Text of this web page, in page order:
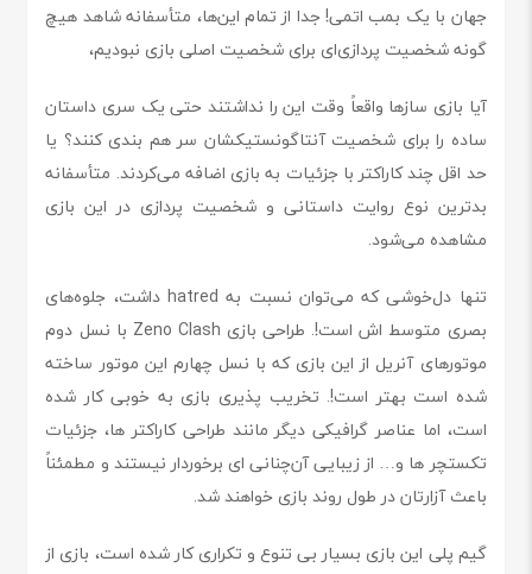
جهان با یک بمب اتمی! جدا از تمام این‌ها، متأسفانه شاهد هیچ
گونه شخصیت پردازی‌ای برای شخصیت اصلی بازی نبودیم،
آیا بازی سازها واقعاً وقت این را نداشتند حتی یک سری داستان
ساده را برای شخصیت آنتاگونستیکشان سر هم بندی کنند؟ یا
حد اقل چند کاراکتر با جزئیات به بازی اضافه می‌کردند. متأسفانه
بدترین نوع روایت داستانی و شخصیت پردازی در این بازی
مشاهده می‌شود.
تنها دل‌خوشی که می‌توان نسبت به hatred داشت، جلوه‌های
بصری متوسط اش است!. طراحی بازی Zeno Clash با نسل دوم
موتورهای آنریل از این بازی که با نسل چهارم این موتور ساخته
شده است بهتر است!. تخریب پذیری بازی به خوبی کار شده
است، اما عناصر گرافیکی دیگر مانند طراحی کاراکتر ها، جزئیات
تکستچر ها و… از زیبایی آن‌چنانی ای برخوردار نیستند و مطمئناً
باعث آزارتان در طول روند بازی خواهند شد.
گیم پلی این بازی بسیار بی تنوع و تکراری کار شده است، بازی از